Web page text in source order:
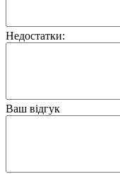
Недостатки:
Ваш відгук